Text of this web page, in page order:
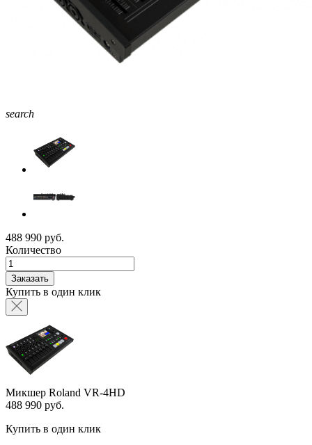
search
488 990 руб.
Количество
Заказать
Купить в один клик
Микшер Roland VR-4HD
488 990 руб.
Купить в один клик